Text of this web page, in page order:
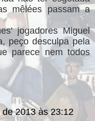
mêlées passam a
jogadores Miguel
peço desculpa pela
parece nem todos
2013 às 23:12